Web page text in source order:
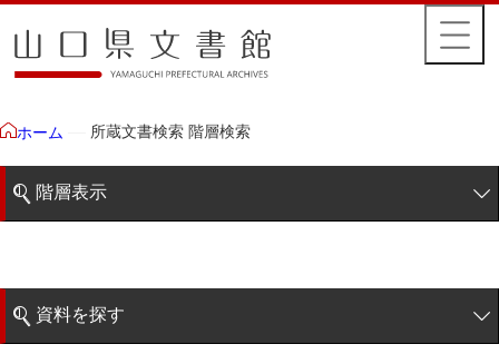
ホーム 所蔵文書検索 階層検索
階層表示
藩政文書
特定歴史公文書
資料を探す